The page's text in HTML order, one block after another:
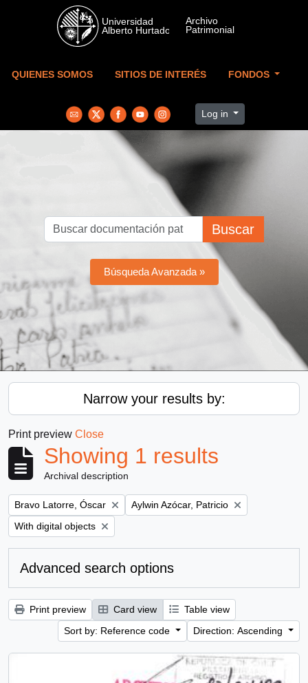
Skip to main content
QUIENES SOMOS SITIOS DE INTERÉS FONDOS
Log in
Buscar
Búsqueda Avanzada »
Narrow your results by:
Print preview Close
Showing 1 results
Archival description
Remove filter:
Bravo Latorre, Óscar Remove filter:
Aylwin Azócar, Patricio
Remove filter:
With digital objects
Advanced search options
Print preview Card view
Table view
Sort by: Reference code
Direction: Ascending